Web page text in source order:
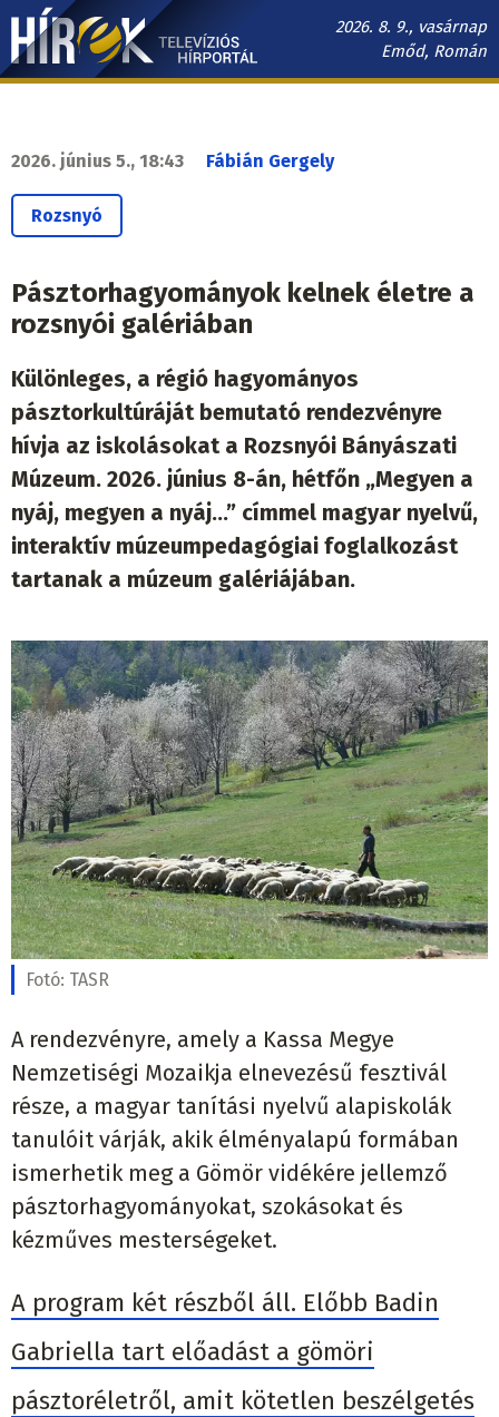
Ugrás
tartalomra
2026. 8. 9., vasárnap
Emőd, Román
Hírek.sk
navigáció
2026. június 5., 18:43 Fábián Gergely
Rozsnyó
Pásztorhagyományok kelnek életre a
rozsnyói galériában
Különleges, a régió hagyományos
pásztorkultúráját bemutató rendezvényre
hívja az iskolásokat a Rozsnyói Bányászati
Múzeum. 2026. június 8-án, hétfőn „Megyen a
nyáj, megyen a nyáj…” címmel magyar nyelvű,
interaktív múzeumpedagógiai foglalkozást
tartanak a múzeum galériájában.
Fotó: TASR
A rendezvényre, amely a Kassa Megye
Nemzetiségi Mozaikja elnevezésű fesztivál
része, a magyar tanítási nyelvű alapiskolák
tanulóit várják, akik élményalapú formában
ismerhetik meg a Gömör vidékére jellemző
pásztorhagyományokat, szokásokat és
kézműves mesterségeket.
A program két részből áll. Előbb Badin
Gabriella tart előadást a gömöri
pásztoréletről, amit kötetlen beszélgetés